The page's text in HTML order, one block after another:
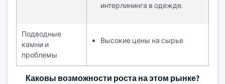
интерлининга в одежде.
Подводные
камни и
проблемы
Высокие цены на сырье
Каковы возможности роста на этом рынке?